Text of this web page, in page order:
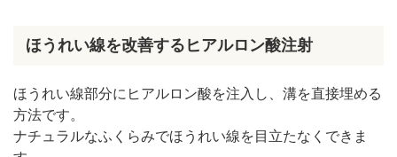
ほうれい線を改善するヒアルロン酸注射
ほうれい線部分にヒアルロン酸を注入し、溝を直接埋める
方法です。
ナチュラルなふくらみでほうれい線を目立たなくできま